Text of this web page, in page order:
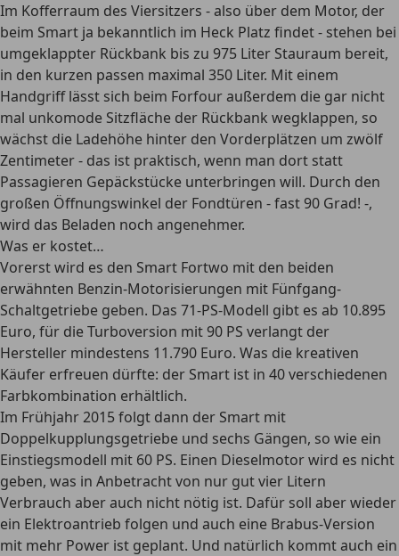
Im Kofferraum des Viersitzers - also über dem Motor, der
beim Smart ja bekanntlich im Heck Platz findet - stehen bei
umgeklappter Rückbank bis zu 975 Liter Stauraum bereit,
in den kurzen passen maximal 350 Liter. Mit einem
Handgriff lässt sich beim Forfour außerdem die gar nicht
mal unkomode Sitzfläche der Rückbank wegklappen, so
wächst die Ladehöhe hinter den Vorderplätzen um zwölf
Zentimeter - das ist praktisch, wenn man dort statt
Passagieren Gepäckstücke unterbringen will. Durch den
großen Öffnungswinkel der Fondtüren - fast 90 Grad! -,
wird das Beladen noch angenehmer.
Was er kostet…
Vorerst wird es den Smart Fortwo mit den beiden
erwähnten Benzin-Motorisierungen mit Fünfgang-
Schaltgetriebe geben. Das 71-PS-Modell gibt es ab 10.895
Euro, für die Turboversion mit 90 PS verlangt der
Hersteller mindestens 11.790 Euro. Was die kreativen
Käufer erfreuen dürfte: der Smart ist in 40 verschiedenen
Farbkombination erhältlich.
Im Frühjahr 2015 folgt dann der Smart mit
Doppelkupplungsgetriebe und sechs Gängen, so wie ein
Einstiegsmodell mit 60 PS. Einen Dieselmotor wird es nicht
geben, was in Anbetracht von nur gut vier Litern
Verbrauch aber auch nicht nötig ist. Dafür soll aber wieder
ein Elektroantrieb folgen und auch eine Brabus-Version
mit mehr Power ist geplant. Und natürlich kommt auch ein